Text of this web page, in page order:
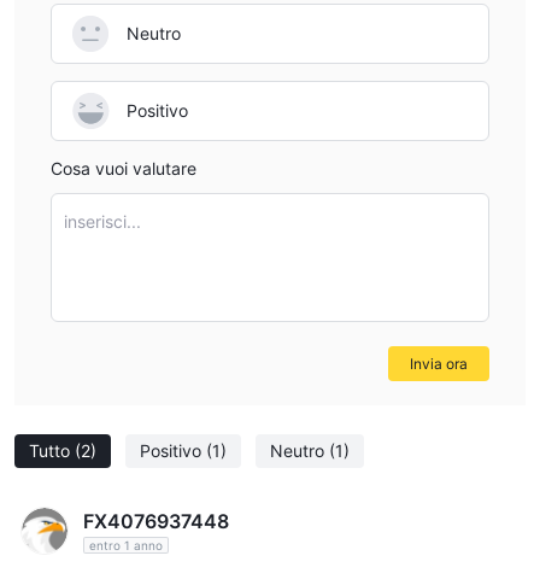
Tutto (2) Positivo (1) Neutro (1)
FX4076937448
entro 1 anno
Neutro
Positivo
Cosa vuoi valutare
inserisci...
Invia ora